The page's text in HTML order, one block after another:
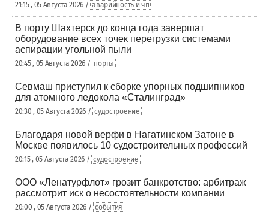
21:15 , 05 Августа 2026 / аварийность и чп
В порту Шахтерск до конца года завершат
оборудование всех точек перегрузки системами
аспирации угольной пыли
20:45 , 05 Августа 2026 / порты
Севмаш приступил к сборке упорных подшипников
для атомного ледокола «Сталинград»
20:30 , 05 Августа 2026 / судостроение
Благодаря новой верфи в Нагатинском Затоне в
Москве появилось 10 судостроительных профессий
20:15 , 05 Августа 2026 / судостроение
ООО «Ленатурфлот» грозит банкротство: арбитраж
рассмотрит иск о несостоятельности компании
20:00 , 05 Августа 2026 / события